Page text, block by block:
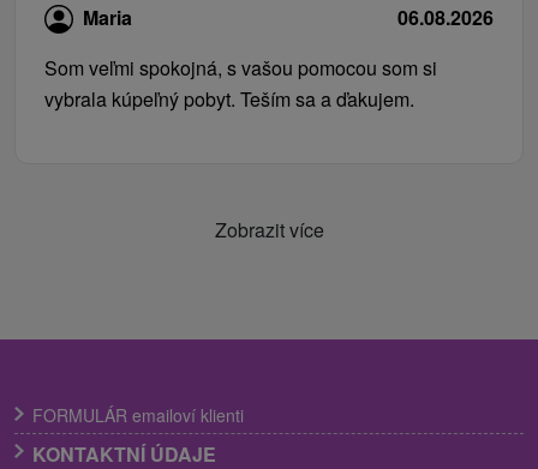
Maria
06.08.2026
Som veľmi spokojná, s vašou pomocou som si
vybrala kúpeľný pobyt. Teším sa a ďakujem.
Zobrazit více
FORMULÁR emailoví klienti
KONTAKTNÍ ÚDAJE